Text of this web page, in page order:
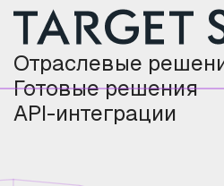
Отраслевые
Готовые решения
API-интеграции